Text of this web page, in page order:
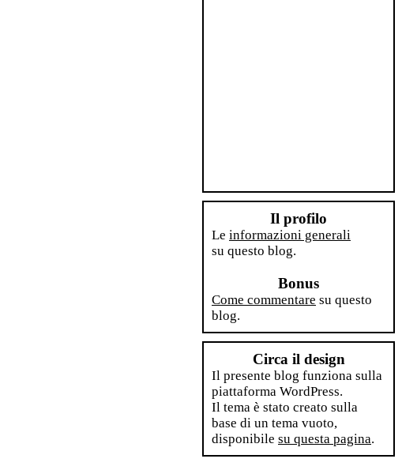
Il profilo
Le informazioni generali
su questo blog.
Bonus
Come commentare su questo
blog.
Circa il design
Il presente blog funziona sulla
piattaforma WordPress.
Il tema è stato creato sulla
base di un tema vuoto,
disponibile su questa pagina.